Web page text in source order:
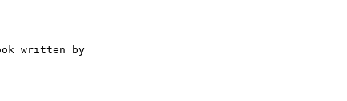
written by